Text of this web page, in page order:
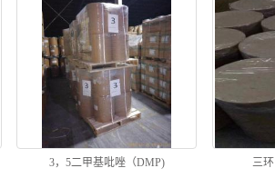
3，5二甲基吡唑（DMP) 三